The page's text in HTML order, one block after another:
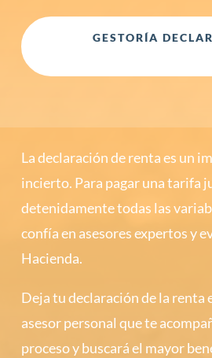
GESTORÍA
La declaración de renta es un
incierto. Para pagar una tarifa
detenidamente todas las
confía en asesores expertos y
Hacienda.
Deja tu declaración de la renta
asesor personal que te
proceso y buscará el mayor